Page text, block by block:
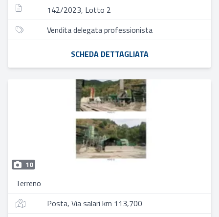
142/2023, Lotto 2
Vendita delegata professionista
SCHEDA DETTAGLIATA
10
Terreno
Posta, Via salari km 113,700